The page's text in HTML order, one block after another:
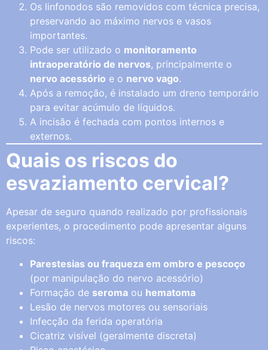
Os linfonodos são removidos com técnica precisa,
preservando ao máximo nervos e vasos
importantes.
Pode ser utilizado o monitoramento
intraoperatório de nervos, principalmente o
nervo acessório e o nervo vago.
Após a remoção, é instalado um dreno temporário
para evitar acúmulo de líquidos.
A incisão é fechada com pontos internos e
externos.
Quais os riscos do
esvaziamento cervical?
Apesar de seguro quando realizado por profissionais
experientes, o procedimento pode apresentar alguns
riscos:
Parestesias ou fraqueza em ombro e pescoço
(por manipulação do nervo acessório)
Formação de seroma ou hematoma
Lesão de nervos motores ou sensoriais
Infecção da ferida operatória
Cicatriz visível (geralmente discreta)